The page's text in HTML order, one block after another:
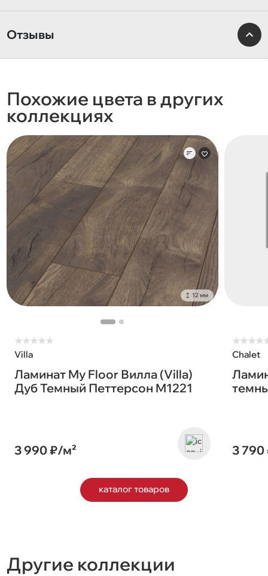
Отзывы
Похожие цвета в других
коллекциях
12 мм
★★★★★
Villa
Ламинат My Floor Вилла (Villa)
Дуб Темный Петтерсон M1221
3 990 ₽/м²
★★★★
Chalet
3 790
каталог товаров
Другие коллекции